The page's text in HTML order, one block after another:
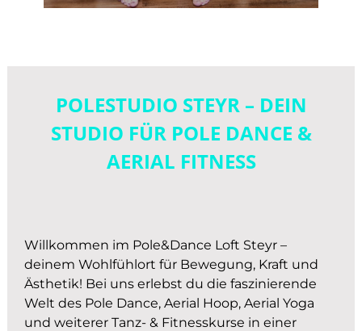
POLESTUDIO STEYR – DEIN
STUDIO FÜR POLE DANCE &
AERIAL FITNESS
Willkommen im Pole&Dance Loft Steyr –
deinem Wohlfühlort für Bewegung, Kraft und
Ästhetik! Bei uns erlebst du die faszinierende
Welt des Pole Dance, Aerial Hoop, Aerial Yoga
und weiterer Tanz- & Fitnesskurse in einer